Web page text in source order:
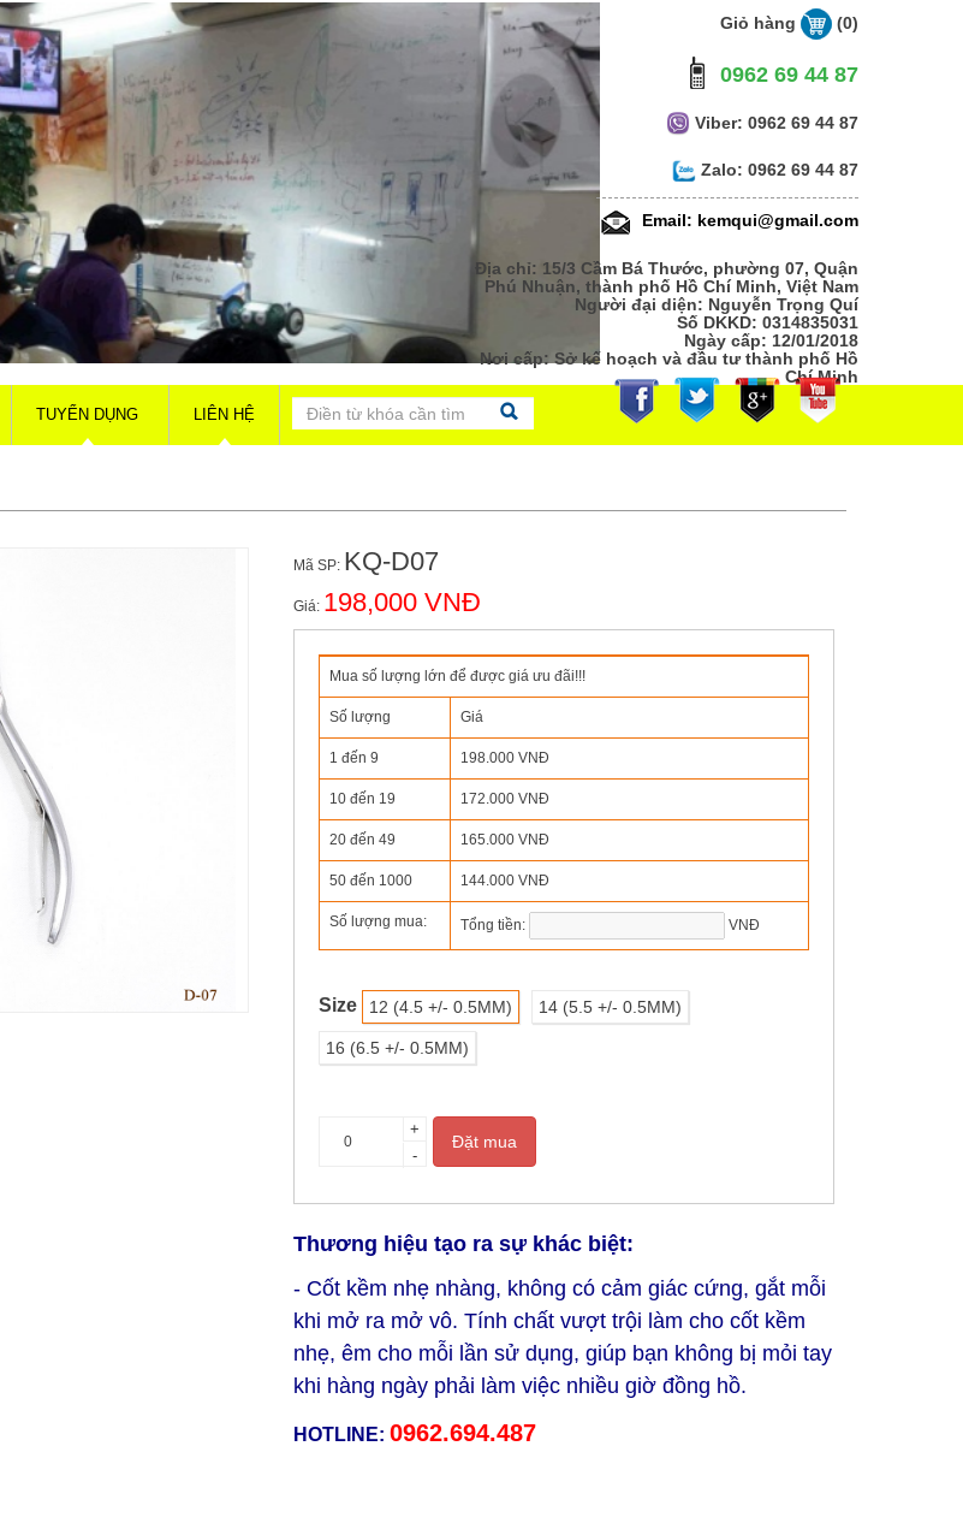
Giỏ hàng (0)
0962 69 44 87
Viber: 0962 69 44 87
Zalo: 0962 69 44 87
Email: kemqui@gmail.com
Địa chỉ: 15/3 Cầm Bá Thước, phường 07, Quận
Phú Nhuận, thành phố Hồ Chí Minh, Việt Nam
Người đại diện: Nguyễn Trọng Quí
Số DKKD: 0314835031
Ngày cấp: 12/01/2018
Nơi cấp: Sở kế hoạch và đầu tư thành phố Hồ
Chí Minh
TUYỂN DỤNG LIÊN HỆ
Mã SP: KQ-D07
Giá: 198,000 VNĐ
Mua số lượng lớn để được giá ưu đãi!!!
Số lượng Giá
1 đến 9 198.000 VNĐ
10 đến 19 172.000 VNĐ
20 đến 49 165.000 VNĐ
50 đến 1000 144.000 VNĐ
Số lượng mua: Tổng tiền: VNĐ
Size 12 (4.5 +/- 0.5MM) 14 (5.5 +/- 0.5MM)
16 (6.5 +/- 0.5MM)
+
-
Đặt mua
Thương hiệu tạo ra sự khác biệt:
- Cốt kềm nhẹ nhàng, không có cảm giác cứng, gắt mỗi
khi mở ra mở vô. Tính chất vượt trội làm cho cốt kềm
nhẹ, êm cho mỗi lần sử dụng, giúp bạn không bị mỏi tay
khi hàng ngày phải làm việc nhiều giờ đồng hồ.
HOTLINE: 0962.694.487